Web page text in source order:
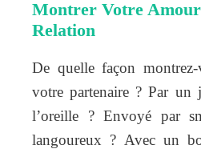
Montrer Votre
Relation
De quelle façon
votre partenaire ? Par un
l’oreille ? Envoyé par
langoureux ? Avec un